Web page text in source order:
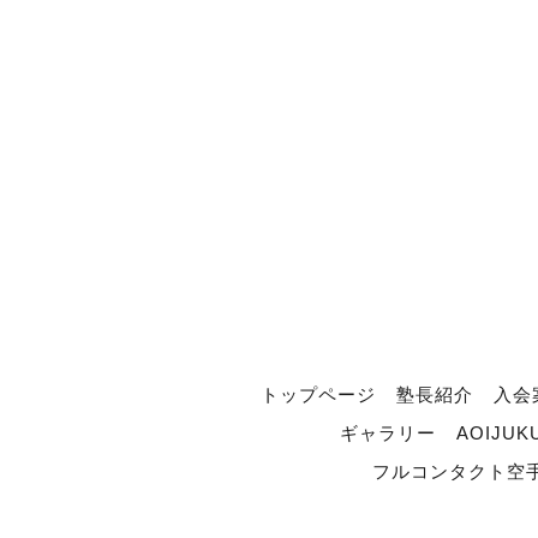
トップページ 塾長紹介
入
ギャラリー
フルコンタクト空